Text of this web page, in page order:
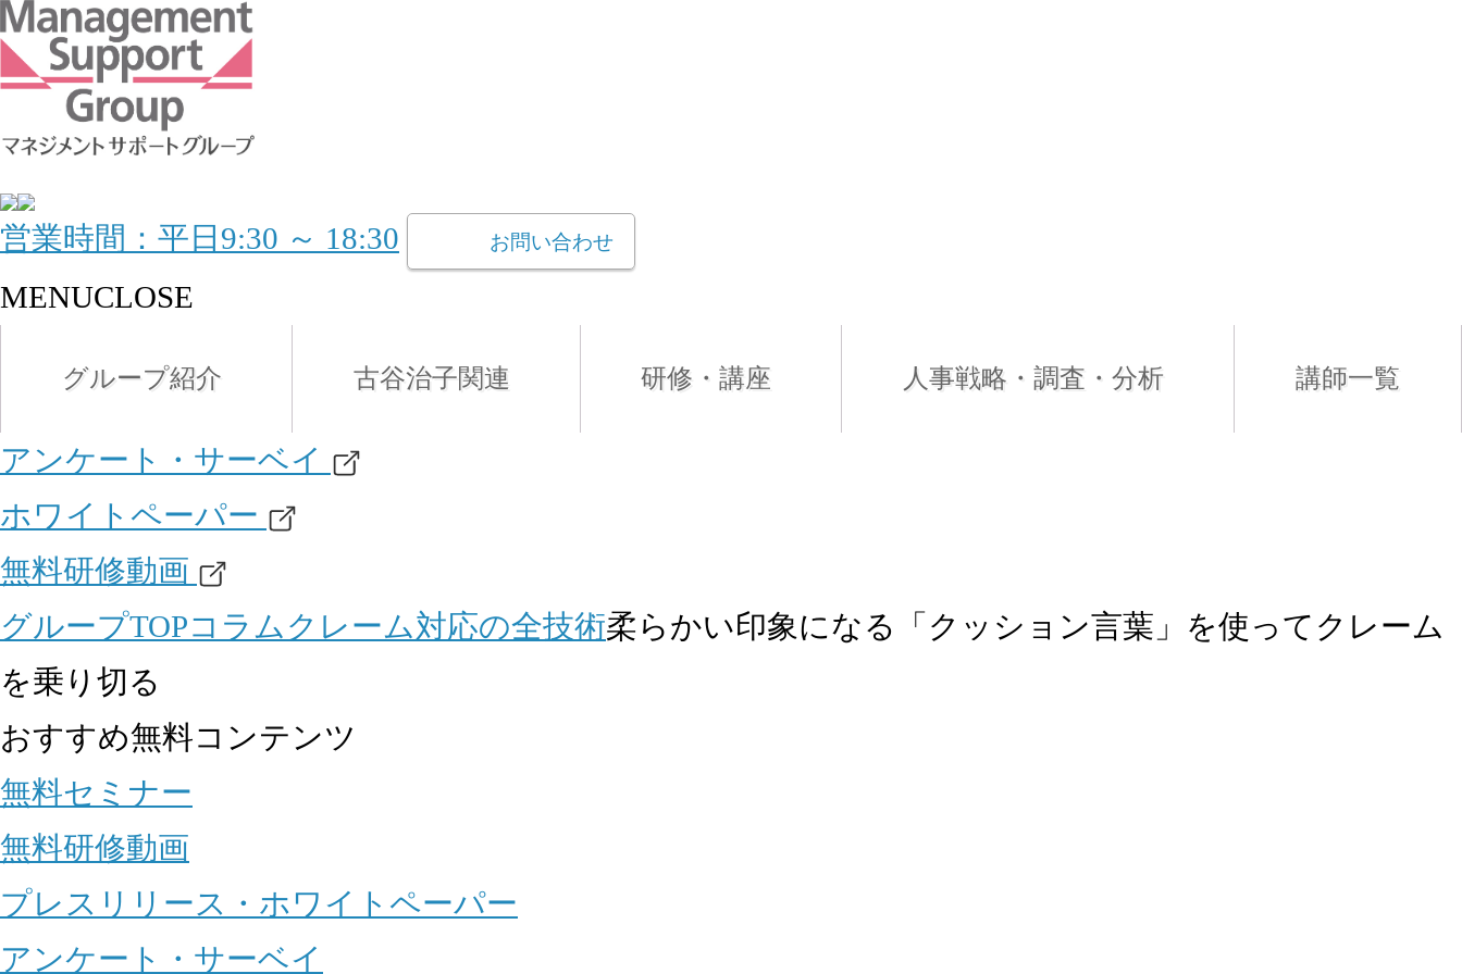
営業時間：平日9:30 ～ 18:30 お問い合わせ
MENUCLOSE
グループ紹介 古谷治子関連 研修・講座 人事戦略・調査・分析 講師一覧
アンケート・サーベイ
ホワイトペーパー
無料研修動画
グループTOPコラム クレーム対応の全技術柔らかい印象になる「クッション言葉」を使ってクレーム
を乗り切る
おすすめ無料コンテンツ
無料セミナー
無料研修動画
プレスリリース・ホワイトペーパー
アンケート・サーベイ